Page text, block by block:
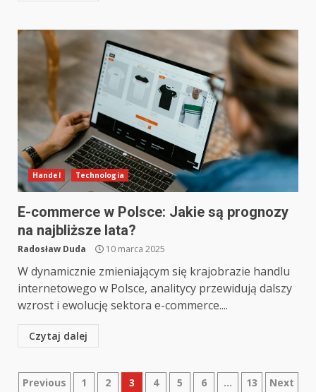
Handel Technologia
E-commerce w Polsce: Jakie są prognozy
na najbliższe lata?
Radosław Duda 10 marca 2025
W dynamicznie zmieniającym się krajobrazie handlu
internetowego w Polsce, analitycy przewidują dalszy
wzrost i ewolucję sektora e-commerce....
Czytaj dalej
Nawigacja
Previous 1 2 3 4 5 6 … 13 Next